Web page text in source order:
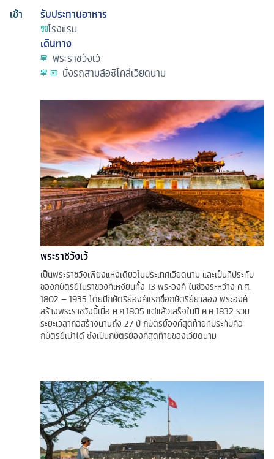
เช้า
รับประทานอาหาร
โรงแรม
เดินทาง
พระราชวังเว้
นั่งรถสามล้อซิโคล่เวียดนาม
พระราชวังเว้
เป็นพระราชวังเพียงแห่งเดียวในประเทศเวียดนาม และเป็นที่ประทับ
ของกษัตริย์ในราชวงค์เหงียนทั้ง 13 พระองค์ ในช่วงระหว่าง ค.ศ.
1802 – 1935 โดยมีกษัตริย์องค์แรกชื่อกษัตริย์ยาลอง พระองค์
สร้างพระราชวังนี้เมื่อ ค.ศ.1805 แต่แล้วเสร็จในปี ค.ศ 1832 รวม
ระยะเวลาก่อสร้างนานถึง 27 ปี กษัตริย์องค์สุดท้ายที่ประทับคือ
กษัตริย์เบ่าได๋ ซึ่งเป็นกษัตริย์องค์สุดท้ายของเวียดนาม